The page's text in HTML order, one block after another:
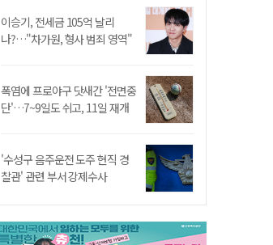
이승기, 전세금 105억 날리
나?…"차가원, 형사 범죄 영역"
폭염에 프로야구 닷새간 '전면중
단'…7~9일도 쉬고, 11일 재개
'수성구 음주운전 도주 현직 경
찰관' 관련 부서 강제수사